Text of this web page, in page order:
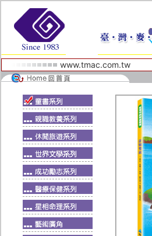
www.tmac.com.tw